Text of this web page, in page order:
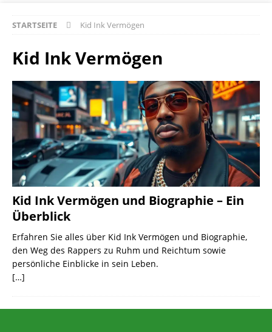
STARTSEITE Kid Ink Vermögen
Kid Ink Vermögen
Kid Ink Vermögen und Biographie – Ein
Überblick
Erfahren Sie alles über Kid Ink Vermögen und Biographie,
den Weg des Rappers zu Ruhm und Reichtum sowie
persönliche Einblicke in sein Leben.
[…]